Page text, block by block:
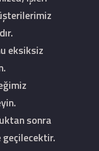
eksiksiz
sonra